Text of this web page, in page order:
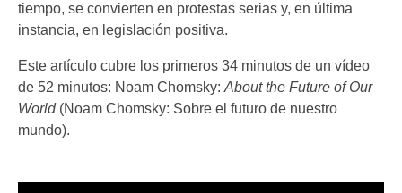
tiempo, se convierten en protestas serias y, en última
instancia, en legislación positiva.
Este artículo cubre los primeros 34 minutos de un vídeo
de 52 minutos: Noam Chomsky: About the Future of Our
World(Noam Chomsky: Sobre el futuro de nuestro
mundo).